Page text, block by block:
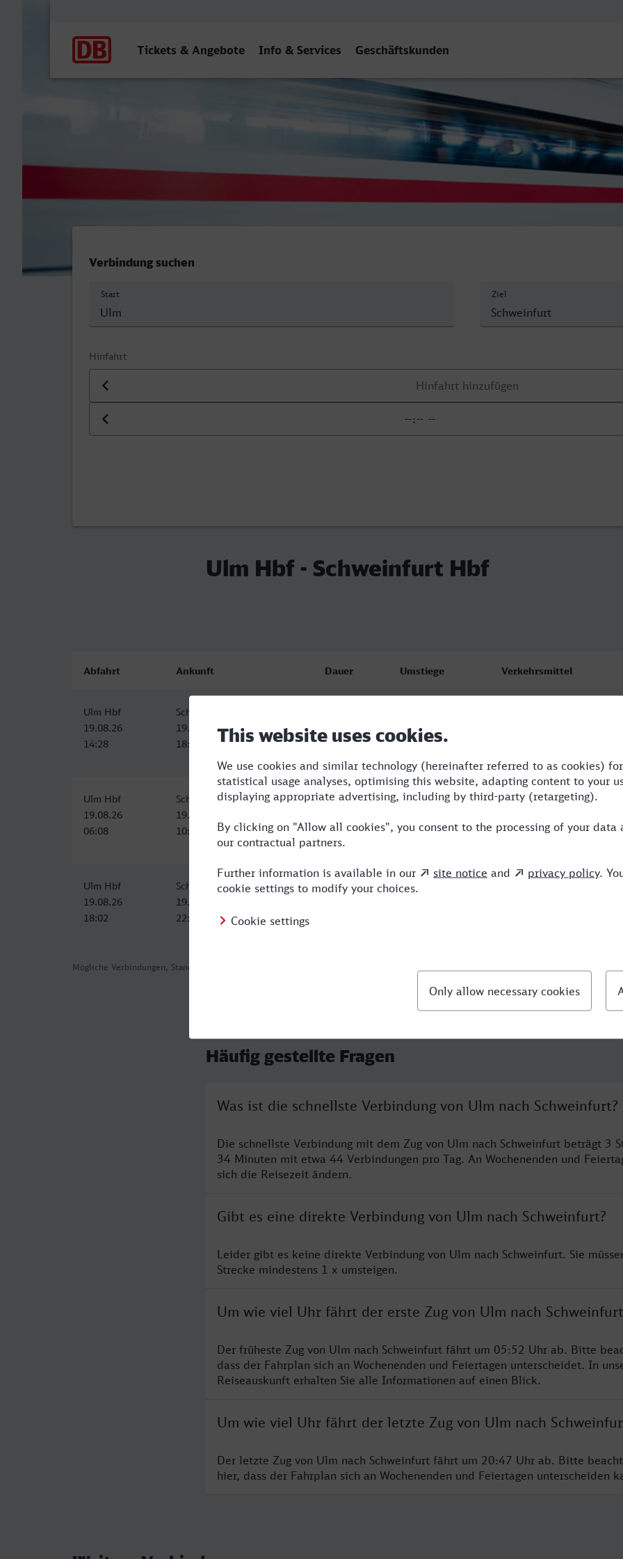
Tickets & Angebote Info & Services Geschäftskunden
Verbindung suchen
Start Ziel
Hinfahrt
Datum der Hinfahrt
Uhrzeit der Hinfahrt
Ulm Hbf - Schweinfurt Hbf
Mögliche Verbindungen, Stand: 2026-08-05 07:35
Abfahrt Ankunft Dauer Umstiege Verkehrsmittel
Ulm Hbf
19.08.26
14:28
Schweinfurt Hbf
19.08.26
18:02
Ulm Hbf
19.08.26
06:08
Schweinfurt Hbf
19.08.26
10:37
4:29 2 RB,ICE
Ulm Hbf
19.08.26
18:02
Schweinfurt Hbf
19.08.26
22:59
4:57 2
Häufig gestellte Fragen
Was ist die schnellste Verbindung von Ulm nach Schweinfurt?
Die schnellste Verbindung mit dem Zug von Ulm nach Schweinfurt beträgt 3
34 Minuten mit etwa 44 Verbindungen pro Tag. An Wochenenden und
sich die Reisezeit ändern.
Gibt es eine direkte Verbindung von Ulm nach Schweinfurt?
Leider gibt es keine direkte Verbindung von Ulm nach Schweinfurt. Sie
Strecke mindestens 1 x umsteigen.
Um wie viel Uhr fährt der erste Zug von Ulm nach
Der früheste Zug von Ulm nach Schweinfurt fährt um 05:52 Uhr ab. Bitte
dass der Fahrplan sich an Wochenenden und Feiertagen unterscheidet. In
Reiseauskunft erhalten Sie alle Informationen auf einen Blick.
Um wie viel Uhr fährt der letzte Zug von Ulm nach
Der letzte Zug von Ulm nach Schweinfurt fährt um 20:47 Uhr ab. Bitte
hier, dass der Fahrplan sich an Wochenenden und Feiertagen unterscheiden